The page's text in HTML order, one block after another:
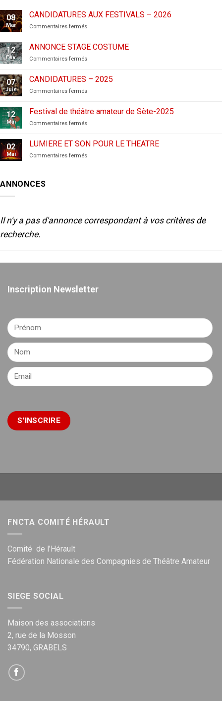
08
Mar
CANDIDATURES AUX FESTIVALS – 2026
Commentaires ferméssur
AUX
FESTIVALS
–
12
Fév
ANNONCE STAGE COSTUME
Commentaires ferméssur
STAGE
COSTUME
07
Juin
CANDIDATURES – 2025
Commentaires ferméssur
2025
12
Mai
Festival de théâtre amateur de Sète-2025
Commentaires ferméssur
de
théâtre
amateur
02
Mai
LUMIERE ET SON POUR LE THEATRE
Commentaires ferméssur
ANNONCES
Il n'y a pas d'annonce correspondant à vos critères de
recherche.
Inscription Newsletter
FNCTA COMITÉ HÉRAULT
Comité de l’Hérault
Fédération Nationale des Compagnies de Théâtre Amateur
SIEGE SOCIAL
Maison des associations
2, rue de la Mosson
34790, GRABELS